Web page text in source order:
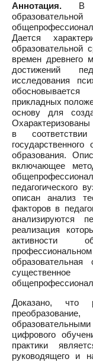
Аннотация. В
Дается
образовательной
времен древнего
достижений
исследования
прикладных
основу для
в
образования.
включающее
педагогического
описан анализ
факторов в
анализируются
реализация
активности
Доказано, что
цифрового
практики
руководящего и